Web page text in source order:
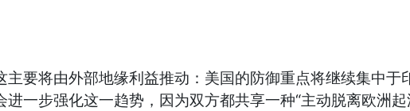
要将由外部地缘利益推动：美国的防御重点将继续集中于
一步强化这一趋势，因为双方都共享一种“主动脱离欧洲起